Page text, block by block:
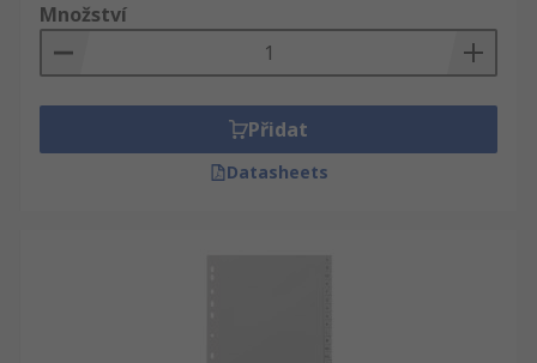
Množství
Přidat
Datasheets